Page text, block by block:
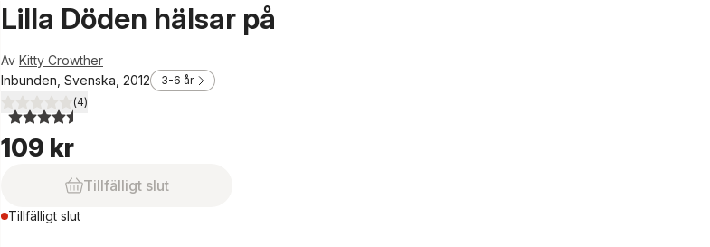
Lilla Döden hälsar på
Av Kitty Crowther
Inbunden, Svenska, 2012
3-6 år
4,5utav 5 stjärnor. Totalt antal röster:
(4)
109 kr
Tillfälligt slut
Tillfälligt slut